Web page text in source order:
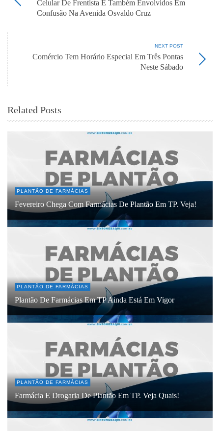
Celular De Frentista E Também Envolvidos Em
Confusão Na Avenida Osvaldo Cruz
NEXT POST
Comércio Tem Horário Especial Em Três Pontas
Neste Sábado
Related Posts
PLANTÃO DE FARMÁCIAS
Fevereiro Chega Com Farmácias De Plantão Em TP. Veja!
PLANTÃO DE FARMÁCIAS
Plantão De Farmácias Em TP Ainda Está Em Vigor
PLANTÃO DE FARMÁCIAS
Farmácia E Drogaria De Plantão Em TP. Veja Quais!